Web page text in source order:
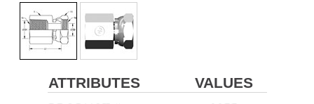
ATTRIBUTES VALUES